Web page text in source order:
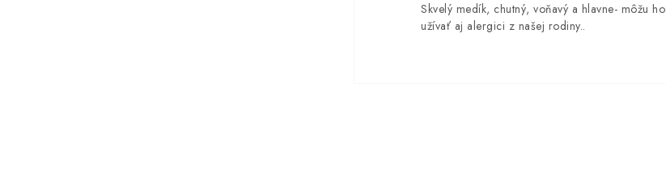
Skvelý medík, chutný, voňavý a hlavne- môžu ho
užívať aj alergici z našej rodiny..